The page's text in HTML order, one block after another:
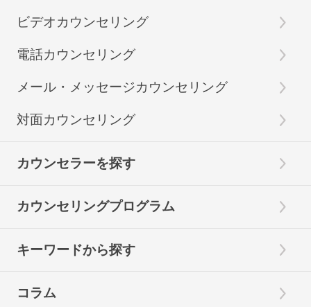
ビデオカウンセリング
電話カウンセリング
メール・メッセージカウンセリング
対面カウンセリング
カウンセラーを探す
カウンセリングプログラム
キーワードから探す
コラム